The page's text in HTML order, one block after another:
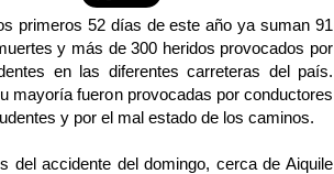
primeros 52 días de este año ya suman 91
y más de 300 heridos provocados por
en las diferentes carreteras del país.
mayoría fueron provocadas por conductores
y por el mal estado de los caminos.
del accidente del domingo, cerca de Aiquile